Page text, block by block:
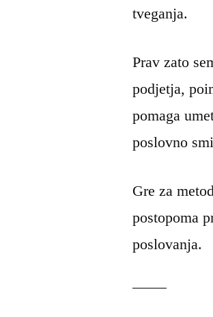
tveganja.
Prav zato
podjetja,
pomaga
poslovno
Gre za
postopoma
poslovanja.